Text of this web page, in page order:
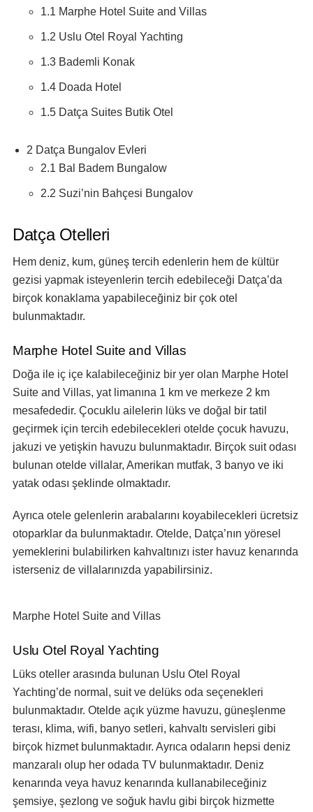
1.1 Marphe Hotel Suite and Villas
1.2 Uslu Otel Royal Yachting
1.3 Bademli Konak
1.4 Doada Hotel
1.5 Datça Suites Butik Otel
2 Datça Bungalov Evleri
2.1 Bal Badem Bungalow
2.2 Suzi’nin Bahçesi Bungalov
Datça Otelleri
Hem deniz, kum, güneş tercih edenlerin hem de kültür
gezisi yapmak isteyenlerin tercih edebileceği Datça’da
birçok konaklama yapabileceğiniz bir çok otel
bulunmaktadır.
Marphe Hotel Suite and Villas
Doğa ile iç içe kalabileceğiniz bir yer olan Marphe Hotel
Suite and Villas, yat limanına 1 km ve merkeze 2 km
mesafededir. Çocuklu ailelerin lüks ve doğal bir tatil
geçirmek için tercih edebilecekleri otelde çocuk havuzu,
jakuzi ve yetişkin havuzu bulunmaktadır. Birçok suit odası
bulunan otelde villalar, Amerikan mutfak, 3 banyo ve iki
yatak odası şeklinde olmaktadır.
Ayrıca otele gelenlerin arabalarını koyabilecekleri ücretsiz
otoparklar da bulunmaktadır. Otelde, Datça’nın yöresel
yemeklerini bulabilirken kahvaltınızı ister havuz kenarında
isterseniz de villalarınızda yapabilirsiniz.
Marphe Hotel Suite and Villas
Uslu Otel Royal Yachting
Lüks oteller arasında bulunan Uslu Otel Royal
Yachting’de normal, suit ve delüks oda seçenekleri
bulunmaktadır. Otelde açık yüzme havuzu, güneşlenme
terası, klima, wifi, banyo setleri, kahvaltı servisleri gibi
birçok hizmet bulunmaktadır. Ayrıca odaların hepsi deniz
manzaralı olup her odada TV bulunmaktadır. Deniz
kenarında veya havuz kenarında kullanabileceğiniz
şemsiye, şezlong ve soğuk havlu gibi birçok hizmette